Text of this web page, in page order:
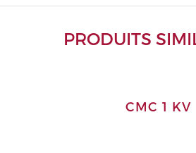
PRODUITS
CMC 1 KV